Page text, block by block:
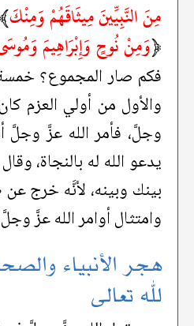
مِنَ النَّبِيِّينَ مِيثَاقَهُمْ وَمِنْكَ﴾
﴿وَمِنْ نُوحٍ وَإِبْرَاهِيمَ
فكم صار المجموع؟
والأول من أولي العزم
وجلَّ، فأمر الله عزَّ وجلَّ
يدعو الله له بالنجاة،
بينك وبينه، لأنَّه خرج عن
وامتثال أوامر الله عزَّ
هجر الأنبياء
لله تعالى